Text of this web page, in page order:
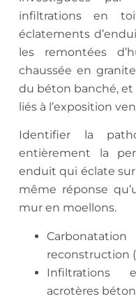
infiltrations en
éclatements
les remontées
chaussée en
du béton banché, et
liés à l’exposition
Identifier la
entièrement la
enduit qui éclate sur
même réponse
mur en moellons.
reconstruction
Infiltrations
acrotères béton